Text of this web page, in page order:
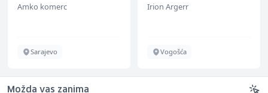
Amko komerc
Sarajevo
Irion Argerr
Vogošća
Možda vas zanima